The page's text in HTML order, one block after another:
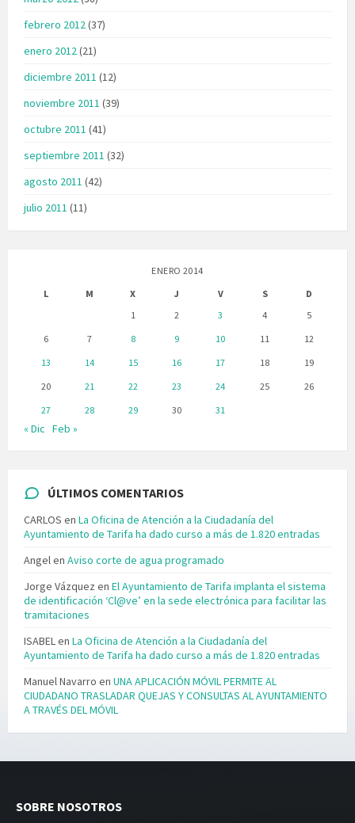
febrero 2012(37)
enero 2012(21)
diciembre 2011 (12)
noviembre 2011 (39)
octubre 2011 (41)
septiembre 2011 (32)
agosto 2011 (42)
julio 2011 (11)
ENERO 2014
L
M X J V S
D
1
2 3 4
5
6
7 8 9 10 11
12
13
14 15 16 17 18
19
20
21 22 23 24 25
26
27
28 29 30 31
« Dic Feb »
ÚLTIMOS COMENTARIOS
CARLOS en La Oficina de Atención a la Ciudadanía del
Ayuntamiento de Tarifa ha dado curso a más de 1.820 entradas
Angelen Aviso corte de agua programado
Jorge Vázquez en El Ayuntamiento de Tarifa implanta el sistema
de identificación ‘Cl@ve’ en la sede electrónica para facilitar las
tramitaciones
ISABELen La Oficina de Atención a la Ciudadanía del
Ayuntamiento de Tarifa ha dado curso a más de 1.820 entradas
Manuel Navarro en UNA APLICACIÓN MÓVIL PERMITE AL
CIUDADANO TRASLADAR QUEJAS Y CONSULTAS AL AYUNTAMIENTO
A TRAVÉS DEL MÓVIL
SOBRE NOSOTROS